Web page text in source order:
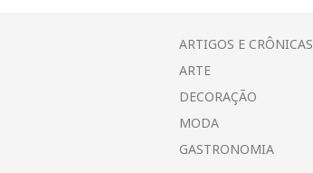
ARTIGOS E CRÔNICAS
ARTE
DECORAÇÃO
MODA
GASTRONOMIA